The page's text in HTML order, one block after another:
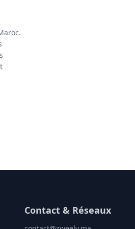
Contact & Réseaux